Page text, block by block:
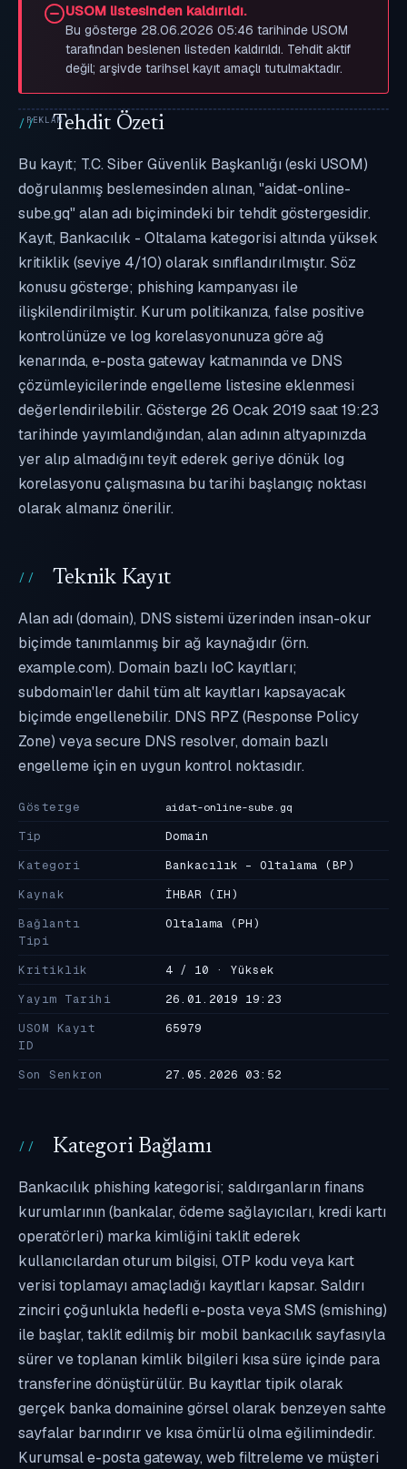
USOM listesinden kaldırıldı.
Bu gösterge 28.06.2026 05:46 tarihinde USOM
tarafından beslenen listeden kaldırıldı. Tehdit aktif
değil; arşivde tarihsel kayıt amaçlı tutulmaktadır.
Tehdit Özeti
Bu kayıt; T.C. Siber Güvenlik Başkanlığı (eski USOM)
doğrulanmış beslemesinden alınan, "aidat-online-
sube.gq" alan adı biçimindeki bir tehdit göstergesidir.
Kayıt, Bankacılık - Oltalama kategorisi altında yüksek
kritiklik (seviye 4/10) olarak sınıflandırılmıştır. Söz
konusu gösterge; phishing kampanyası ile
ilişkilendirilmiştir. Kurum politikanıza, false positive
kontrolünüze ve log korelasyonunuza göre ağ
kenarında, e-posta gateway katmanında ve DNS
çözümleyicilerinde engelleme listesine eklenmesi
değerlendirilebilir. Gösterge 26 Ocak 2019 saat 19:23
tarihinde yayımlandığından, alan adının altyapınızda
yer alıp almadığını teyit ederek geriye dönük log
korelasyonu çalışmasına bu tarihi başlangıç noktası
olarak almanız önerilir.
Teknik Kayıt
Alan adı (domain), DNS sistemi üzerinden insan-okur
biçimde tanımlanmış bir ağ kaynağıdır (örn.
example.com). Domain bazlı IoC kayıtları;
subdomain'ler dahil tüm alt kayıtları kapsayacak
biçimde engellenebilir. DNS RPZ (Response Policy
Zone) veya secure DNS resolver, domain bazlı
engelleme için en uygun kontrol noktasıdır.
Gösterge aidat-online-sube.gq
Tip
Domain
Kategori
Bankacılık - Oltalama (BP)
Kaynak
İHBAR (IH)
Bağlantı
Tipi
Oltalama (PH)
Kritiklik
4 / 10 · Yüksek
Yayım Tarihi
26.01.2019 19:23
USOM Kayıt
ID
65979
Son Senkron 27.05.2026 03:52
Kategori Bağlamı
Bankacılık phishing kategorisi; saldırganların finans
kurumlarının (bankalar, ödeme sağlayıcıları, kredi kartı
operatörleri) marka kimliğini taklit ederek
kullanıcılardan oturum bilgisi, OTP kodu veya kart
verisi toplamayı amaçladığı kayıtları kapsar. Saldırı
zinciri çoğunlukla hedefli e-posta veya SMS (smishing)
ile başlar, taklit edilmiş bir mobil bankacılık sayfasıyla
sürer ve toplanan kimlik bilgileri kısa süre içinde para
transferine dönüştürülür. Bu kayıtlar tipik olarak
gerçek banka domainine görsel olarak benzeyen sahte
sayfalar barındırır ve kısa ömürlü olma eğilimindedir.
Kurumsal e-posta gateway, web filtreleme ve müşteri